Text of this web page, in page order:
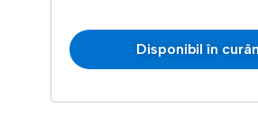
Disponibil în